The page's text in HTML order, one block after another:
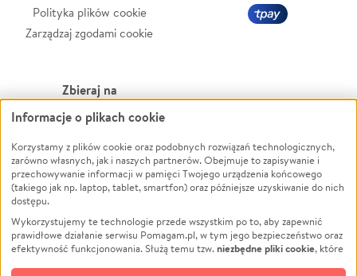
Polityka plików cookie
Zarządzaj zgodami cookie
Zbieraj na
Leczenie
Zwierzęta
Pożar
Ukraina
Pomoc Finansowa
Projekty
Pogrzeb
Powódź
Wichura
NGO
Edukacja
Podróż
Impreza
Informacje o plikach cookie
Korzystamy z plików cookie oraz podobnych rozwiązań technologicznych,
zarówno własnych, jak i naszych partnerów. Obejmuje to zapisywanie i
przechowywanie informacji w pamięci Twojego urządzenia końcowego
(takiego jak np. laptop, tablet, smartfon) oraz późniejsze uzyskiwanie do nich
dostępu.
Wykorzystujemy te technologie przede wszystkim po to, aby zapewnić
prawidłowe działanie serwisu Pomagam.pl, w tym jego bezpieczeństwo oraz
efektywność funkcjonowania. Służą temu tzw.niezbędne pliki cookie, które